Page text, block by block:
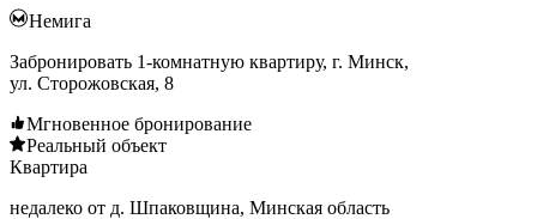
Немига
Забронировать 1-комнатную квартиру, г. Минск,
ул. Сторожовская, 8
Мгновенное бронирование
Реальный объект
Квартира
недалеко от д. Шпаковщина, Минская область